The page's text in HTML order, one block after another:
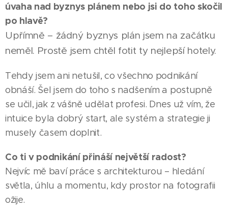
úvaha nad byznys plánem nebo jsi do toho skočil
po hlavě?
Upřímně – žádný byznys plán jsem na začátku
neměl. Prostě jsem chtěl fotit ty nejlepší hotely.
Tehdy jsem ani netušil, co všechno podnikání
obnáší. Šel jsem do toho s nadšením a postupně
se učil, jak z vášně udělat profesi. Dnes už vím, že
intuice byla dobrý start, ale systém a strategie ji
musely časem doplnit.
Co ti v podnikání přináší největší radost?
Nejvíc mě baví práce s architekturou – hledání
světla, úhlu a momentu, kdy prostor na fotografii
ožije.